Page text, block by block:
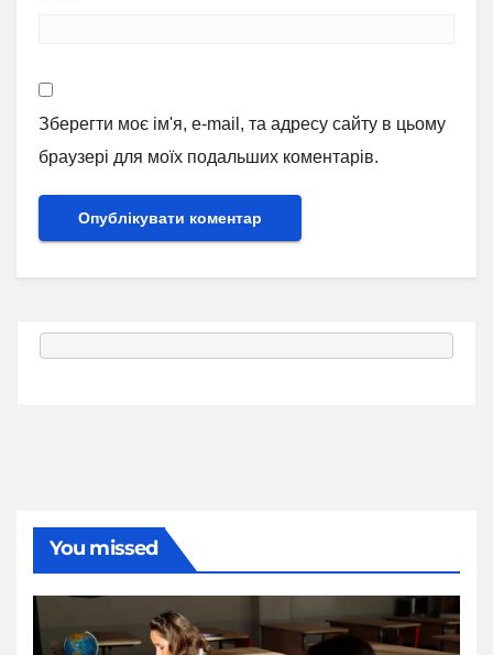
Зберегти моє ім'я, e-mail, та адресу сайту в цьому
браузері для моїх подальших коментарів.
You missed